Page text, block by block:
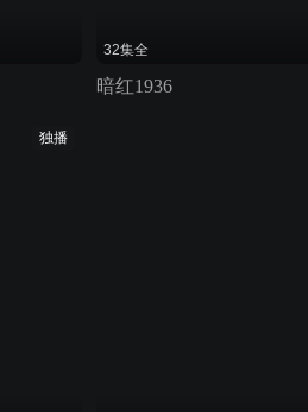
32集全
暗红1936
独播